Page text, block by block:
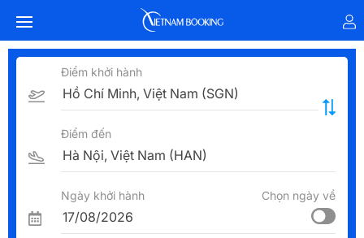
Điểm khởi hành
Điểm đến
Ngày khởi hành Chọn ngày về